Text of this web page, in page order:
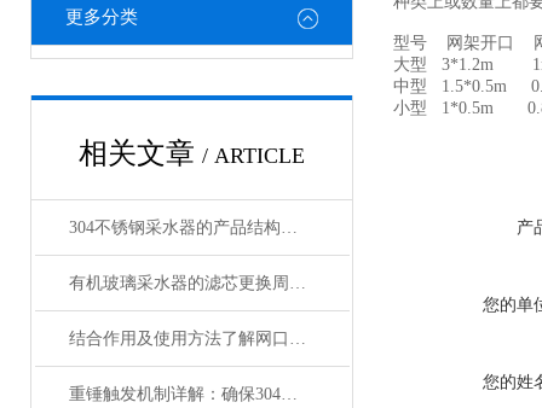
更多分类
相关文章 / ARTICLE
304不锈钢采水器的产品结构、材质构成与核心部件详解
有机玻璃采水器的滤芯更换周期是多久？
结合作用及使用方法了解网口流量计
重锤触发机制详解：确保304不锈钢采水器精准定深采样
型号 网架开口
大型
中型
小型
产
您的单
您的姓